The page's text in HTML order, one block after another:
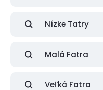
Nízke Tatry
Malá Fatra
Veľká Fatra